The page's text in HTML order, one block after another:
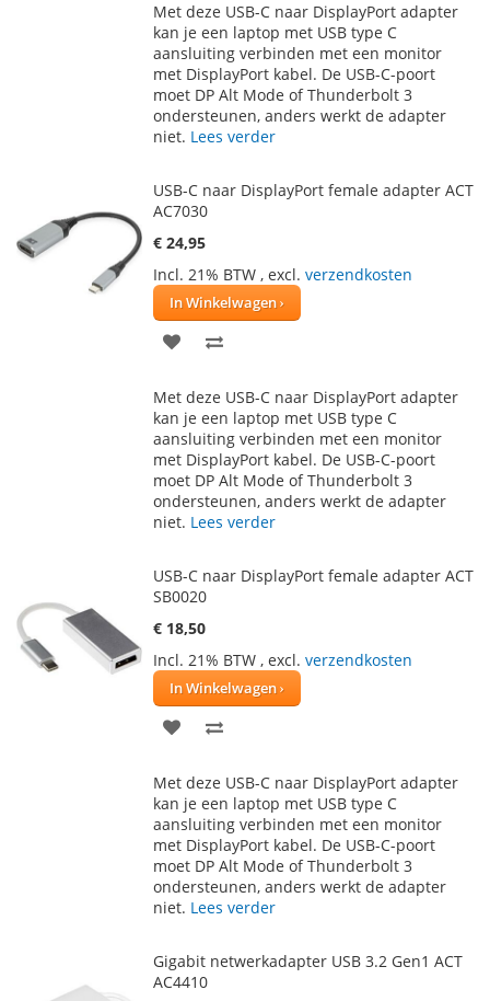
AAN
VERLANGLIJST
TE
VERGELIJKEN
Met deze USB-C naar DisplayPort adapter
kan je een laptop met USB type C
aansluiting verbinden met een monitor
met DisplayPort kabel. De USB-C-poort
moet DP Alt Mode of Thunderbolt 3
ondersteunen, anders werkt de adapter
niet. Lees verder
USB-C naar DisplayPort female adapter ACT
AC7030
€ 24,95
Incl. 21% BTW , excl. verzendkosten
In Winkelwagen
VOEG
AAN
VERLANGLIJST
TE
VERGELIJKEN
Met deze USB-C naar DisplayPort adapter
kan je een laptop met USB type C
aansluiting verbinden met een monitor
met DisplayPort kabel. De USB-C-poort
moet DP Alt Mode of Thunderbolt 3
ondersteunen, anders werkt de adapter
niet. Lees verder
USB-C naar DisplayPort female adapter ACT
SB0020
€ 18,50
Incl. 21% BTW , excl. verzendkosten
In Winkelwagen
VOEG
AAN
VERLANGLIJST
TE
VERGELIJKEN
Met deze USB-C naar DisplayPort adapter
kan je een laptop met USB type C
aansluiting verbinden met een monitor
met DisplayPort kabel. De USB-C-poort
moet DP Alt Mode of Thunderbolt 3
ondersteunen, anders werkt de adapter
niet. Lees verder
Gigabit netwerkadapter USB 3.2 Gen1 ACT
AC4410